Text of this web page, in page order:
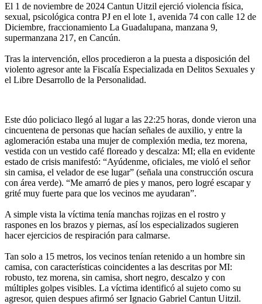
El 1 de noviembre de 2024 Cantun Uitzil ejerció violencia física,
sexual, psicológica contra PJ en el lote 1, avenida 74 con calle 12 de
Diciembre, fraccionamiento La Guadalupana, manzana 9,
supermanzana 217, en Cancún.
Tras la intervención, ellos procedieron a la puesta a disposición del
violento agresor ante la Fiscalía Especializada en Delitos Sexuales y
el Libre Desarrollo de la Personalidad.
Este dúo policiaco llegó al lugar a las 22:25 horas, donde vieron una
cincuentena de personas que hacían señales de auxilio, y entre la
aglomeración estaba una mujer de complexión media, tez morena,
vestida con un vestido café floreado y descalza: MI; ella en evidente
estado de crisis manifestó: “Ayúdenme, oficiales, me violó el señor
sin camisa, el velador de ese lugar” (señala una construcción oscura
con área verde). “Me amarró de pies y manos, pero logré escapar y
grité muy fuerte para que los vecinos me ayudaran”.
A simple vista la víctima tenía manchas rojizas en el rostro y
raspones en los brazos y piernas, así los especializados sugieren
hacer ejercicios de respiración para calmarse.
Tan solo a 15 metros, los vecinos tenían retenido a un hombre sin
camisa, con características coincidentes a las descritas por MI:
robusto, tez morena, sin camisa, short negro, descalzo y con
múltiples golpes visibles. La víctima identificó al sujeto como su
agresor, quien despues afirmó ser Ignacio Gabriel Cantun Uitzil.